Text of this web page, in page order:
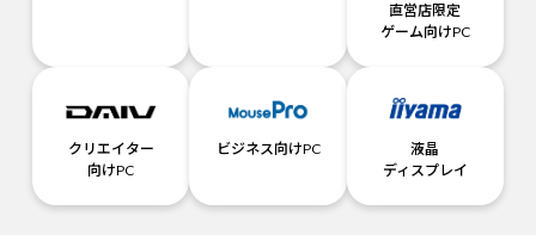
直営店限定
ゲーム向けPC
クリエイター
向けPC
ビジネス向けPC
液晶
ディスプレイ